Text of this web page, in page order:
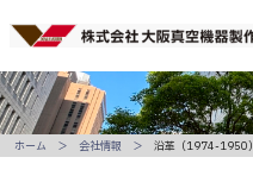
ホーム 会社情報 沿革（1974-1950）